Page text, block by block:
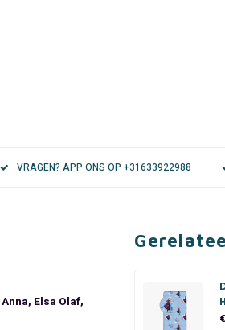
VRAGEN? APP ONS OP +31633922988
Anna, Elsa Olaf,